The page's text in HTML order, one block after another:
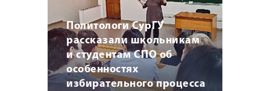
Политологи СурГУ
рассказали школьникам
и студентам СПО об
особенностях
избирательного процесса